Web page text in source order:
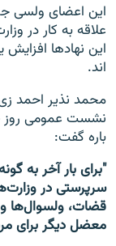
این اعضای ولسی
علاقه به کار در
این نهاد‌ها
اند.
محمد نذیر احمد
نشست عمومی روز
باره گفت:
"برای بار آخر به
سرپرستی در
قضات، ولسوال‌ها و
معضل دیگر برای